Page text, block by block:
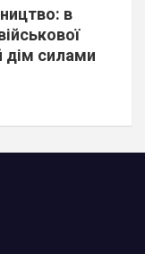
в
дім силами